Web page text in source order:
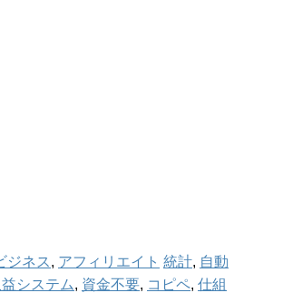
ジネス , アフィリエイト 統計, 自動
システム, 資金不要, コピペ, 仕組